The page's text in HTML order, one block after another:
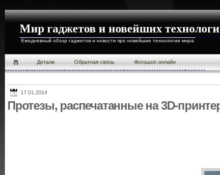
Мир гаджетов и новейших
Ежедневный обзор гаджетов и новости про новейшие технологии мира
Детали Обратная связь Фотошоп онлайн
17.01.2014
Протезы, распечатанные на 3D-